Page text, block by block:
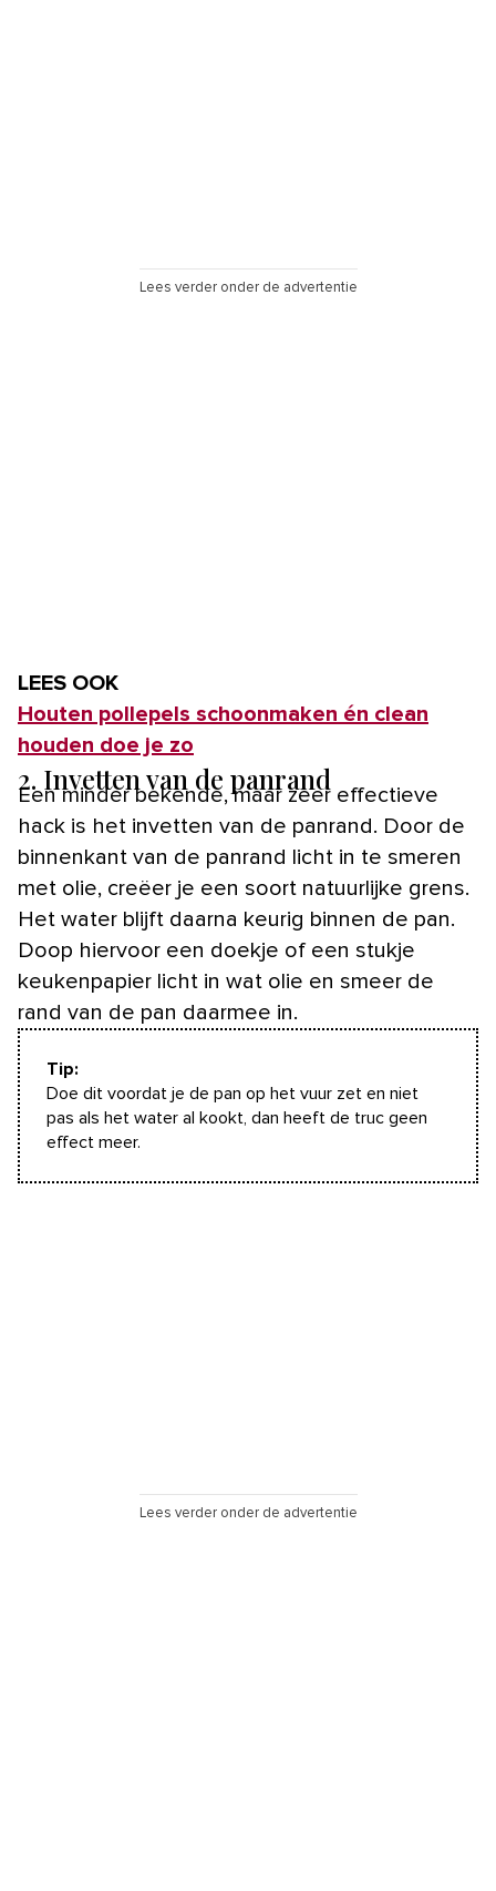
Lees verder onder de advertentie
LEES OOK
Houten pollepels schoonmaken én clean
houden doe je zo
2. Invetten van de panrand
Een minder bekende, maar zeer effectieve
hack is het invetten van de panrand. Door de
binnenkant van de panrand licht in te smeren
met olie, creëer je een soort natuurlijke grens.
Het water blijft daarna keurig binnen de pan.
Doop hiervoor een doekje of een stukje
keukenpapier licht in wat olie en smeer de
rand van de pan daarmee in.
Tip:
Doe dit voordat je de pan op het vuur zet en niet
pas als het water al kookt, dan heeft de truc geen
effect meer.
Lees verder onder de advertentie